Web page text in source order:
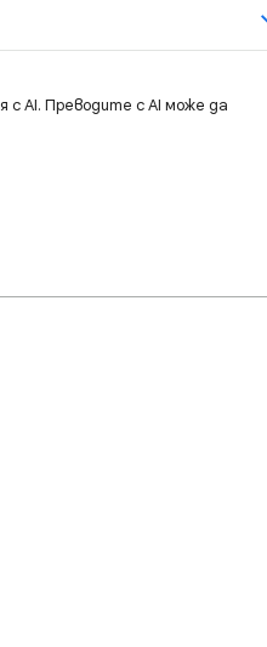
с AI. Преводите с AI може да